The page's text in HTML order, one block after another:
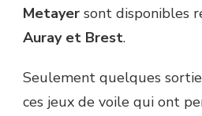
Metayer sont disponibles
Auray et Brest.
Seulement quelques
ces jeux de voile qui ont